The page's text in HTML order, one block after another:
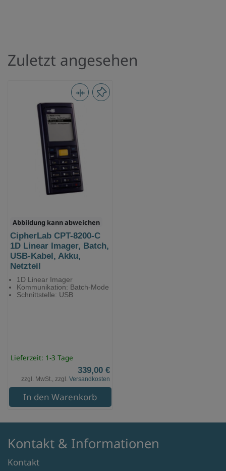
Zuletzt angesehen
Abbildung kann abweichen
CipherLab CPT-8200-C
1D Linear Imager, Batch,
USB-Kabel, Akku,
Netzteil
1D Linear Imager
Kommunikation: Batch-Mode
Schnittstelle: USB
Lieferzeit: 1-3 Tage
339,00 €
zzgl. MwSt., zzgl. Versandkosten
In den Warenkorb
Kontakt & Informationen
Kontakt